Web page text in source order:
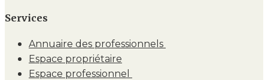
Services
Annuaire des professionnels
Espace propriétaire
Espace professionnel